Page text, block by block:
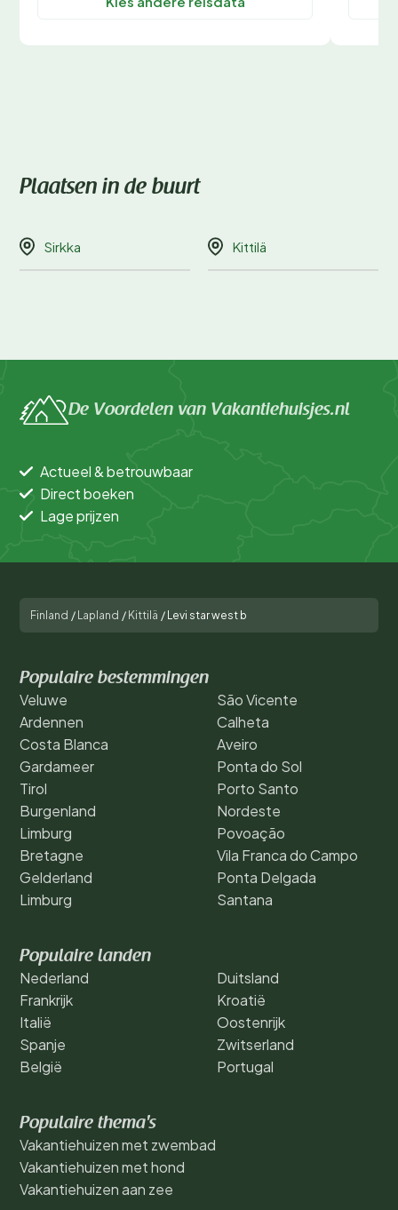
Plaatsen in de buurt
Sirkka Kittilä
De Voordelen van Vakantiehuisjes.nl
Actueel & betrouwbaar
Direct boeken
Lage prijzen
Finland / Lapland / Kittilä / Levi star west b
Populaire bestemmingen
Veluwe
Ardennen
Costa Blanca
Gardameer
Tirol
Burgenland
Limburg
Bretagne
Gelderland
Limburg
São Vicente
Calheta
Aveiro
Ponta do Sol
Porto Santo
Nordeste
Povoação
Vila Franca do Campo
Ponta Delgada
Santana
Populaire landen
Nederland
Frankrijk
Italië
Spanje
België
Duitsland
Kroatië
Oostenrijk
Zwitserland
Portugal
Populaire thema's
Vakantiehuizen met zwembad
Vakantiehuizen met hond
Vakantiehuizen aan zee